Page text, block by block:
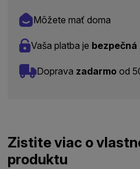
Môžete mať doma
Vaša platba je bezpečná
Doprava zadarmo od
Zistite viac o
produktu